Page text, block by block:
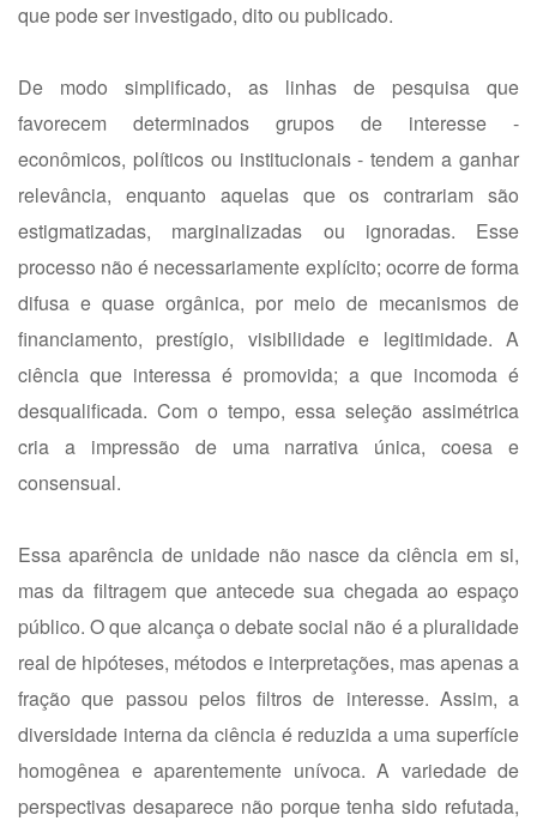
que pode ser investigado, dito ou publicado.
De modo simplificado, as linhas de pesquisa que
favorecem determinados grupos de interesse -
econômicos, políticos ou institucionais - tendem a ganhar
relevância, enquanto aquelas que os contrariam são
estigmatizadas, marginalizadas ou ignoradas. Esse
processo não é necessariamente explícito; ocorre de forma
difusa e quase orgânica, por meio de mecanismos de
financiamento, prestígio, visibilidade e legitimidade. A
ciência que interessa é promovida; a que incomoda é
desqualificada. Com o tempo, essa seleção assimétrica
cria a impressão de uma narrativa única, coesa e
consensual.
Essa aparência de unidade não nasce da ciência em si,
mas da filtragem que antecede sua chegada ao espaço
público. O que alcança o debate social não é a pluralidade
real de hipóteses, métodos e interpretações, mas apenas a
fração que passou pelos filtros de interesse. Assim, a
diversidade interna da ciência é reduzida a uma superfície
homogênea e aparentemente unívoca. A variedade de
perspectivas desaparece não porque tenha sido refutada,